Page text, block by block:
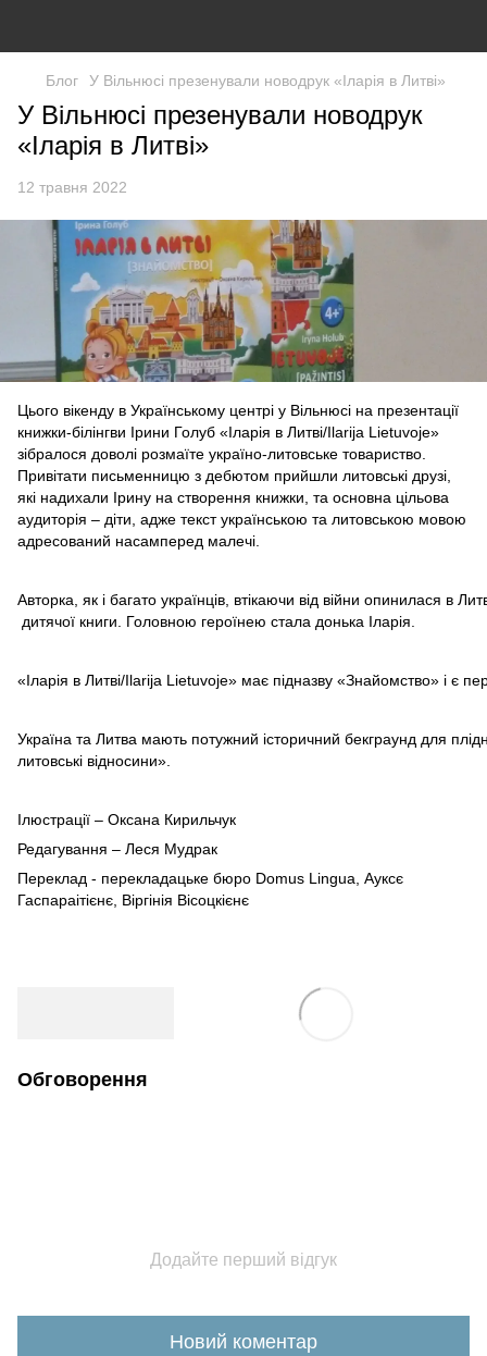
Блог У Вільнюсі презенували новодрук «Іларія в Литві»
У Вільнюсі презенували новодрук
«Іларія в Литві»
12 травня 2022
Цього вікенду в Українському центрі у Вільнюсі на презентації
книжки-білінгви Ірини Голуб «Іларія в Литві/Ilarija Lietuvoje»
зібралося доволі розмаїте україно-литовське товариство.
Привітати письменницю з дебютом прийшли литовські друзі,
які надихали Ірину на створення книжки, та основна цільова
аудиторія – діти, адже текст українською та литовською мовою
адресований насамперед малечі.
Авторка, як і багато українців, втікаючи від війни опинилася в
дитячої книги. Головною героїнею стала донька Іларія.
«Іларія в Литві/Ilarija Lietuvoje» має підназву «Знайомство» і є
Україна та Литва мають потужний історичний бекграунд для
литовські відносини».
Ілюстрації – Оксана Кирильчук
Редагування – Леся Мудрак
Переклад - перекладацьке бюро Domus Lingua, Ауксє
Гаспараітієнє, Віргінія Вісоцкієнє
Обговорення
Додайте перший відгук
Новий коментар